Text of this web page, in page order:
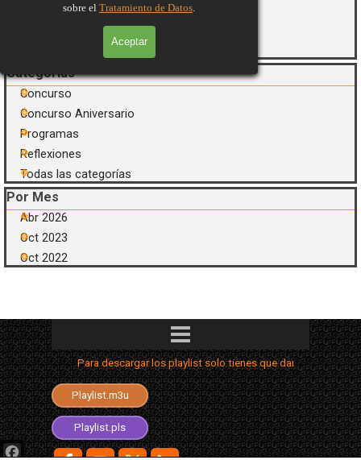
sobre el Tratamiento de Datos
Aceptar
Aficionados Al Canto
Así Suena México
Saltar el bloque Categorías
Categorías
Concurso
Concurso Aniversario
Programas
Reflexiones
Todas las categorías
Saltar el bloque Por Mes
Por Mes
Abr 2026
Oct 2023
Oct 2022
Saltar menú
Para descargar los playlist solo tienes que dar clic con el
Playlist.aimppl4
Playlist.m3u
Playlist.m3u8
Playlist.pls